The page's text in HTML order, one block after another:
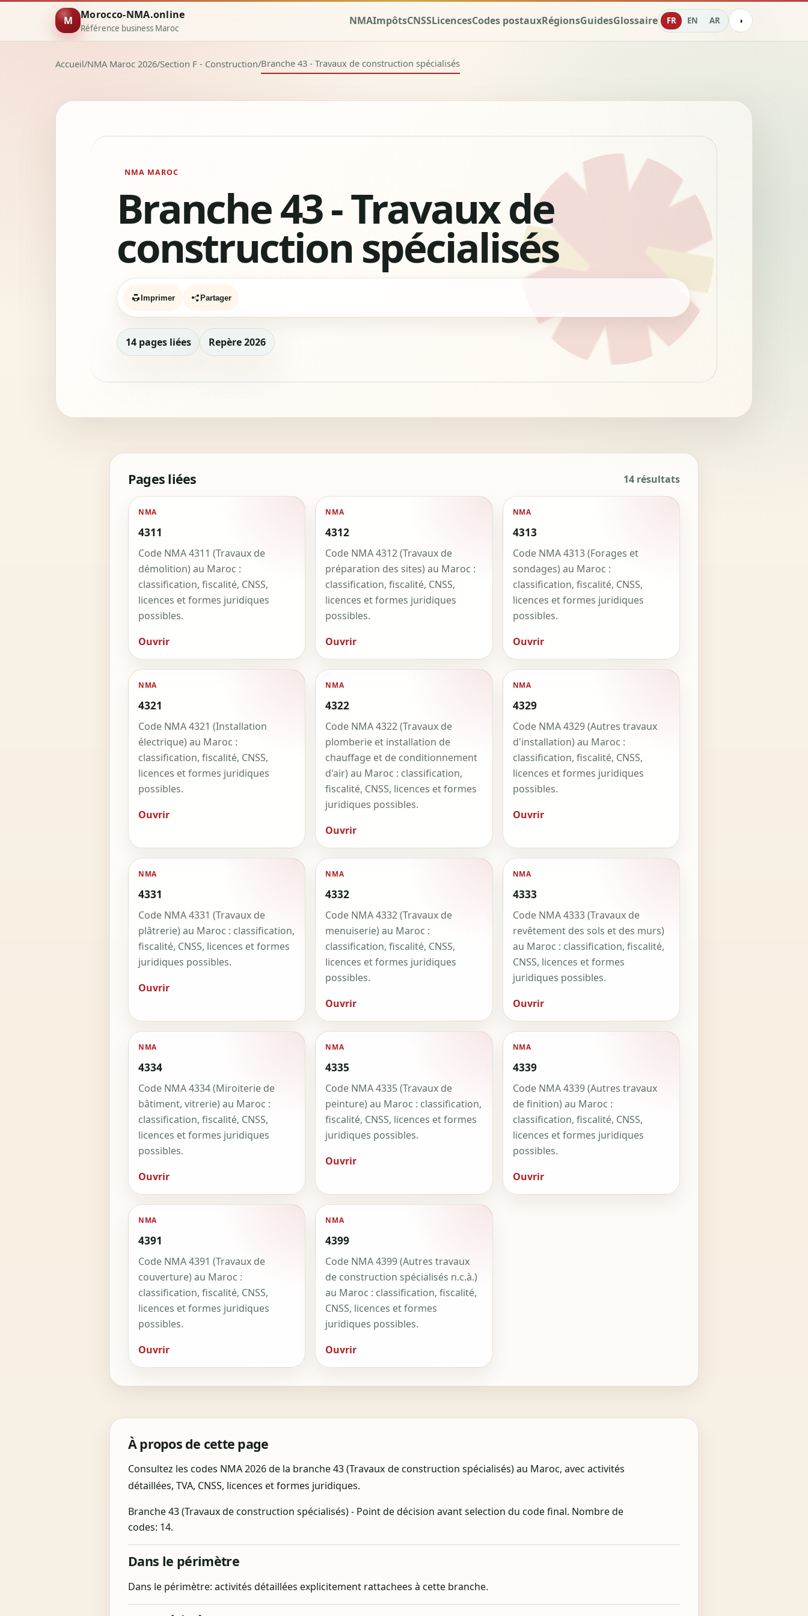
M Morocco-NMA.online
Référence business Maroc
NMAImpôtsCNSSLicencesCodes postauxRégionsGuidesGlossaire FR EN AR ◑
Accueil/NMA Maroc 2026/Section F - Construction/Branche 43 - Travaux de construction spécialisés
NMA MAROC
Branche 43 - Travaux de
construction spécialisés
Imprimer Partager
14 pages liées Repère 2026
Pages liées 14 résultats
NMA
4311
Code NMA 4311 (Travaux de
démolition) au Maroc :
classification, fiscalité, CNSS,
licences et formes juridiques
possibles.
Ouvrir
NMA
4312
Code NMA 4312 (Travaux de
préparation des sites) au Maroc :
classification, fiscalité, CNSS,
licences et formes juridiques
possibles.
Ouvrir
NMA
4313
Code NMA 4313 (Forages et
sondages) au Maroc :
classification, fiscalité, CNSS,
licences et formes juridiques
possibles.
Ouvrir
NMA
4321
Code NMA 4321 (Installation
électrique) au Maroc :
classification, fiscalité, CNSS,
licences et formes juridiques
possibles.
Ouvrir
NMA
4322
Code NMA 4322 (Travaux de
plomberie et installation de
chauffage et de conditionnement
d'air) au Maroc : classification,
fiscalité, CNSS, licences et formes
juridiques possibles.
Ouvrir
NMA
4329
Code NMA 4329 (Autres travaux
d'installation) au Maroc :
classification, fiscalité, CNSS,
licences et formes juridiques
possibles.
Ouvrir
NMA
4331
Code NMA 4331 (Travaux de
plâtrerie) au Maroc : classification,
fiscalité, CNSS, licences et formes
juridiques possibles.
Ouvrir
NMA
4332
Code NMA 4332 (Travaux de
menuiserie) au Maroc :
classification, fiscalité, CNSS,
licences et formes juridiques
possibles.
Ouvrir
NMA
4333
Code NMA 4333 (Travaux de
revêtement des sols et des murs)
au Maroc : classification, fiscalité,
CNSS, licences et formes
juridiques possibles.
Ouvrir
NMA
4334
Code NMA 4334 (Miroiterie de
bâtiment, vitrerie) au Maroc :
classification, fiscalité, CNSS,
licences et formes juridiques
possibles.
Ouvrir
NMA
4335
Code NMA 4335 (Travaux de
peinture) au Maroc : classification,
fiscalité, CNSS, licences et formes
juridiques possibles.
Ouvrir
NMA
4339
Code NMA 4339 (Autres travaux
de finition) au Maroc :
classification, fiscalité, CNSS,
licences et formes juridiques
possibles.
Ouvrir
NMA
4391
Code NMA 4391 (Travaux de
couverture) au Maroc :
classification, fiscalité, CNSS,
licences et formes juridiques
possibles.
Ouvrir
NMA
4399
Code NMA 4399 (Autres travaux
de construction spécialisés n.c.à.)
au Maroc : classification, fiscalité,
CNSS, licences et formes
juridiques possibles.
Ouvrir
À propos de cette page
Consultez les codes NMA 2026 de la branche 43 (Travaux de construction spécialisés) au Maroc, avec activités
détaillées, TVA, CNSS, licences et formes juridiques.
Branche 43 (Travaux de construction spécialisés) - Point de décision avant selection du code final. Nombre de
codes: 14.
Dans le périmètre
Dans le périmètre: activités détaillées explicitement rattachees à cette branche.